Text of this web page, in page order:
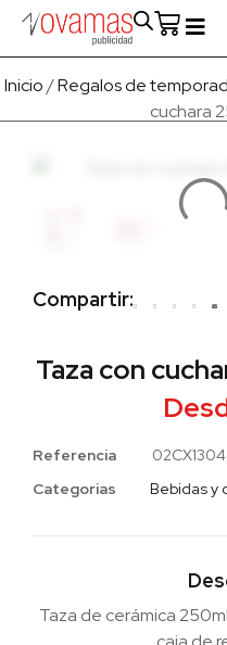
Inicio/Regalos de
cuchara
Taza con
Referencia
Categorias
Bebidas y
Taza de cerámica
Compartir: